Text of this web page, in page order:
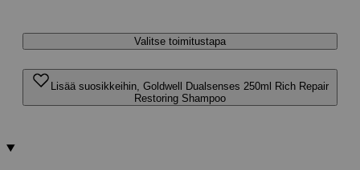
Valitse toimitustapa
Lisää suosikkeihin, Goldwell Dualsenses 250ml Rich Repair
Restoring Shampoo